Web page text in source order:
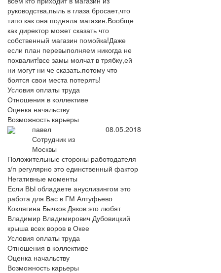
руководства,пыль в глаза бросает,что
типо как она подняла магазин.Вообще
как директор может сказать что
собственный магазин помойка!Даже
если план перевыполняем никогда не
похвалит!все замы молчат в трябку,ей
ни могут ни че сказать.потому что
боятся свои места потерять!
Условия оплаты труда
Отношения в коллективе
Оценка начальству
Возможность карьеры
павел
Сотрудник из
Москвы
08.05.2018
Положительные стороны работодателя
з/п регулярно это единственный фактор
Негативные моменты
Если ВЫ обладаете ануслизингом это
работа для Вас в ГМ Алтуфьево
Коклягина Бычков Дяков это любят
Владимир Владимирович Дубовицкий
крыша всех воров в Окее
Условия оплаты труда
Отношения в коллективе
Оценка начальству
Возможность карьеры